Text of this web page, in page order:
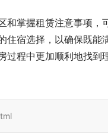
和掌握租赁注意事项，
住宿选择，以确保既能
过程中更加顺利地找到